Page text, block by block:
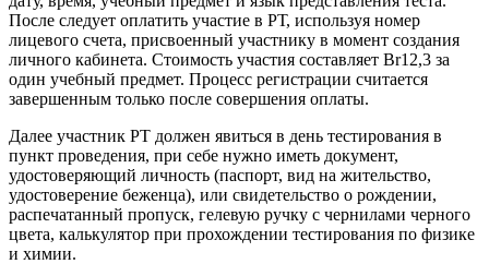
После следует оплатить участие в РТ, используя номер
лицевого счета, присвоенный участнику в момент создания
личного кабинета. Стоимость участия составляет Br12,3 за
один учебный предмет. Процесс регистрации считается
завершенным только после совершения оплаты.
Далее участник РТ должен явиться в день тестирования в
пункт проведения, при себе нужно иметь документ,
удостоверяющий личность (паспорт, вид на жительство,
удостоверение беженца), или свидетельство о рождении,
распечатанный пропуск, гелевую ручку с чернилами черного
цвета, калькулятор при прохождении тестирования по физике
и химии.